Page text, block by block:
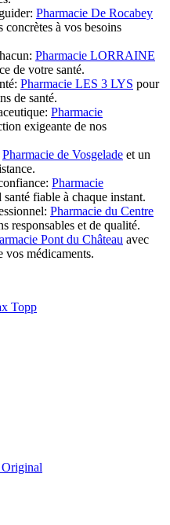
Pharmacie De Rocabey
concrètes à vos besoins
Pharmacie LORRAINE
de votre santé.
Pharmacie LES 3 LYS pour
de santé.
Pharmacie
exigeante de nos
Pharmacie de Vosgelade et un
Pharmacie
fiable à chaque instant.
Pharmacie du Centre
responsables et de qualité.
Pont du Château avec
vos médicaments.
Topp